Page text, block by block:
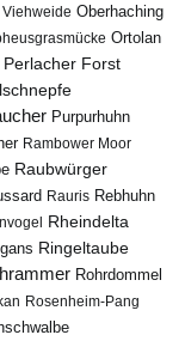
Oberhaching
Ortolan
Perlacher Forst
Purpurhuhn
Rambower Moor
Raubwürger
Rauris Rebhuhn
Rheindelta
Ringeltaube
Rohrdommel
Rosenheim-Pang